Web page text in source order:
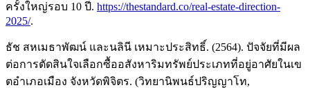
ครั้งใหญ่รอบ 10 ปี. https://thestandard.co/real-estate-direction-
2025/.
ธัช สหเมธาพัฒน์ และนลินี เหมาะประสิทธิ์. (2564). ปัจจัยที่มีผล
ต่อการตัดสินใจเลือกซื้ออสังหาริมทรัพย์ประเภทที่อยู่อาศัยในเข
ตอําเภอเมือง จังหวัดพิจิตร. (วิทยานิพนธ์ปริญญาโท,